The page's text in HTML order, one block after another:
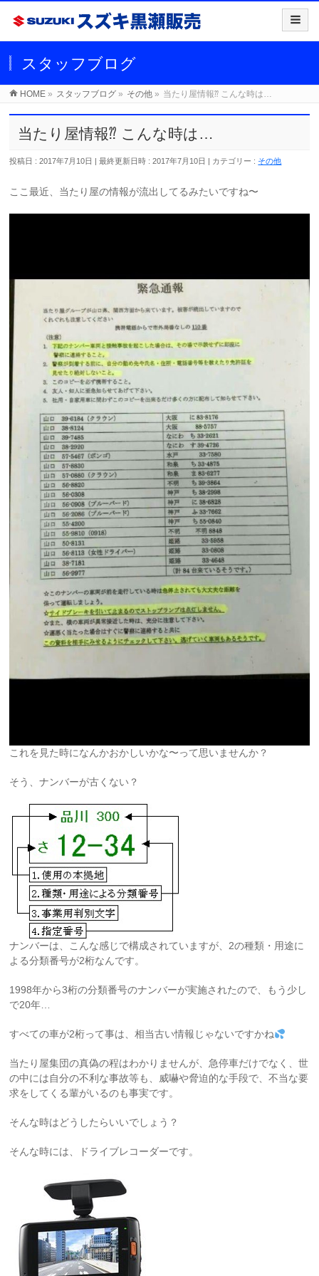
スタッフブログ
HOME » スタッフブログ » その他 » 当たり屋情報⁇ こんな時は…
当たり屋情報⁇ こんな時は…
投稿日 : 2017年7月10日 最終更新日時 : 2017年7月10日 カテゴリー : その他
ここ最近、当たり屋の情報が流出してるみたいですね〜
これを見た時になんかおかしいかな〜って思いませんか？
そう、ナンバーが古くない？
ナンバーは、こんな感じで構成されていますが、2の種類・用途に
よる分類番号が2桁なんです。
1998年から3桁の分類番号のナンバーが実施されたので、もう少し
で20年…
すべての車が2桁って事は、相当古い情報じゃないですかね
当たり屋集団の真偽の程はわかりませんが、急停車だけでなく、世
の中には自分の不利な事故等も、威嚇や脅迫的な手段で、不当な要
求をしてくる輩がいるのも事実です。
そんな時はどうしたらいいでしょう？
そんな時には、ドライブレコーダーです。